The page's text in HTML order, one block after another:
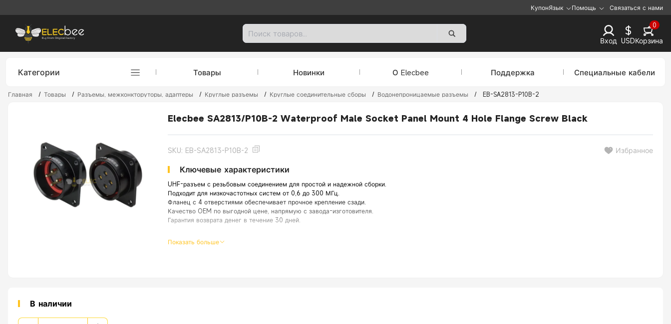
КупонЯзык Помощь Связаться с нами
Вход
$
USD
0
Корзина
Категории Товары Новинки О Elecbee Поддержка Специальные кабели
Главная / Товары / Разъемы, межконкторуторы, адаптеры / Круглые разъемы / Круглые соединительные сборы / Водонепроницаемые разъемы / EB-SA2813-P10B-2
Elecbee SA2813/P10B-2 Waterproof Male Socket Panel Mount 4 Hole Flange Screw Black
SKU: EB-SA2813-P10B-2 Избранное
Ключевые характеристики
UHF-разъем с резьбовым соединением для простой и надежной сборки.
Подходит для низкочастотных систем от 0,6 до 300 МГц.
Фланец с 4 отверстиями обеспечивает прочное крепление сзади.
Качество OEM по выгодной цене, напрямую с завода-изготовителя.
Гарантия возврата денег в течение 30 дней.
Показать больше
В наличии